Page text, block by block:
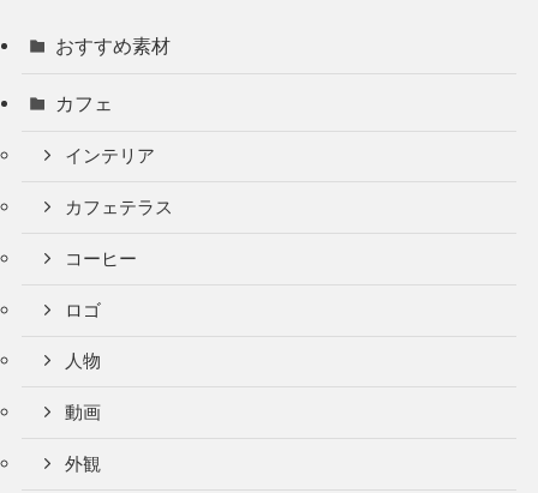
おすすめ素材
カフェ
インテリア
カフェテラス
コーヒー
ロゴ
人物
動画
外観